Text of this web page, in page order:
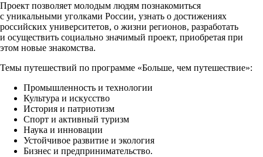
Проект позволяет молодым людям познакомиться
с уникальными уголками России, узнать о достижениях
российских университетов, о жизни регионов, разработать
и осуществить социально значимый проект, приобретая при
этом новые знакомства.
Темы путешествий по программе «Больше, чем путешествие»:
Промышленность и технологии
Культура и искусство
История и патриотизм
Спорт и активный туризм
Наука и инновации
Устойчивое развитие и экология
Бизнес и предпринимательство.